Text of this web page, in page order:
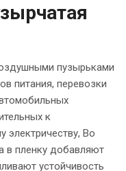
пузырьками
питания, перевозки
к
электричеству, Во
в пленку добавляют
устойчивость